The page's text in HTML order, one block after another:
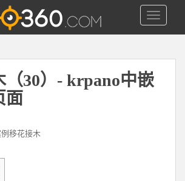
（30）- krpano中嵌
面
移花接木